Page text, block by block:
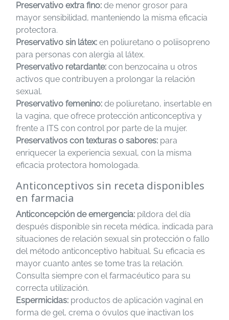
Preservativo extra fino: de menor grosor para
mayor sensibilidad, manteniendo la misma eficacia
protectora.
Preservativo sin látex: en poliuretano o poliisopreno
para personas con alergia al látex.
Preservativo retardante: con benzocaína u otros
activos que contribuyen a prolongar la relación
sexual.
Preservativo femenino: de poliuretano, insertable en
la vagina, que ofrece protección anticonceptiva y
frente a ITS con control por parte de la mujer.
Preservativos con texturas o sabores: para
enriquecer la experiencia sexual, con la misma
eficacia protectora homologada.
Anticonceptivos sin receta disponibles
en farmacia
Anticoncepción de emergencia: píldora del día
después disponible sin receta médica, indicada para
situaciones de relación sexual sin protección o fallo
del método anticonceptivo habitual. Su eficacia es
mayor cuanto antes se tome tras la relación.
Consulta siempre con el farmacéutico para su
correcta utilización.
Espermicidas: productos de aplicación vaginal en
forma de gel, crema o óvulos que inactivan los